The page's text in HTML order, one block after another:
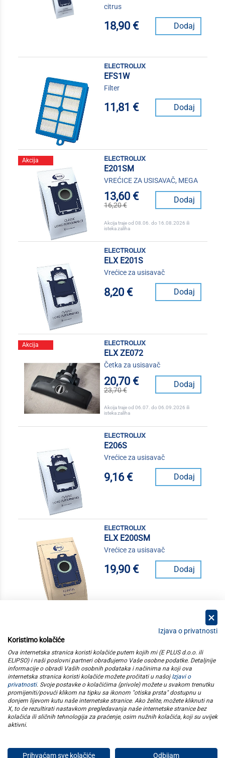
citrus
18,90 € Dodaj
electrolux
EFS1W
Filter
11,81 € Dodaj
Akcija
electrolux
E201SM
VREĆICE ZA USISAVAČ, MEGA
13,60 €
16,20 €
Dodaj
Akcija traje od 08.06. do 16.08.2026 ili
isteka zaliha
electrolux
ELX E201S
Vrećice za usisavač
8,20 € Dodaj
Akcija
electrolux
ELX ZE072
Četka za usisavač
20,70 €
23,70 €
Dodaj
Akcija traje od 06.07. do 06.09.2026 ili
isteka zaliha
electrolux
E206S
Vrećice za usisavač
9,16 € Dodaj
electrolux
ELX E200SM
Vrećice za usisavač
19,90 € Dodaj
kategorije
elipso
informacije
pratite nas
Izjava o privatnosti
Koristimo kolačiće
Ova internetska stranica koristi kolačiće putem kojih mi (E PLUS d.o.o. ili
ELIPSO) i naši poslovni partneri obrađujemo Vaše osobne podatke. Detaljnije
informacije o obradi Vaših osobnih podataka i načinima na koji ova
internetska stranica koristi kolačiće možete pročitati u našoj Izjavi o
privatnosti. Svoje postavke o kolačićima (privole) možete u svakom trenutku
promijeniti/povući klikom na tipku sa ikonom "otiska prsta" dostupnu u
donjem lijevom kutu naše internetske stranice. Ako želite, možete kliknuti na
X, to će rezultirati nastavkom pregledavanja naše internetske stranice bez
kolačića ili sličnih tehnologija za praćenje, osim nužnih kolačića, koji su uvijek
aktivni.
Prihvaćam sve kolačiće Odbijam